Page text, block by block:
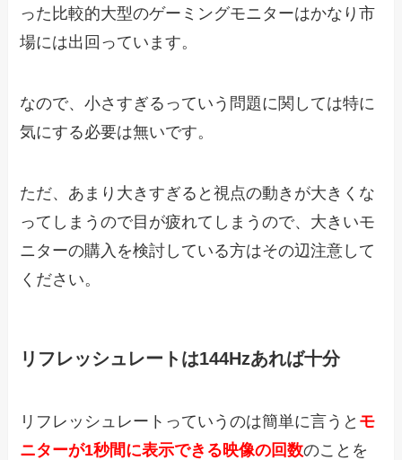
った比較的大型のゲーミングモニターはかなり市
場には出回っています。
なので、小さすぎるっていう問題に関しては特に
気にする必要は無いです。
ただ、あまり大きすぎると視点の動きが大きくな
ってしまうので目が疲れてしまうので、大きいモ
ニターの購入を検討している方はその辺注意して
ください。
リフレッシュレートは144Hzあれば十分
リフレッシュレートっていうのは簡単に言うと モ
ニターが1秒間に表示できる映像の回数のことを